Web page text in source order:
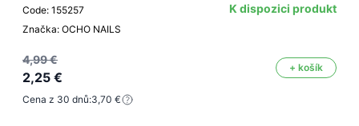
Code: 155257
Značka: OCHO NAILS
K dispozici produkt
4,99 €
2,25 €
+ košík
Cena z 30 dnů:3,70 €